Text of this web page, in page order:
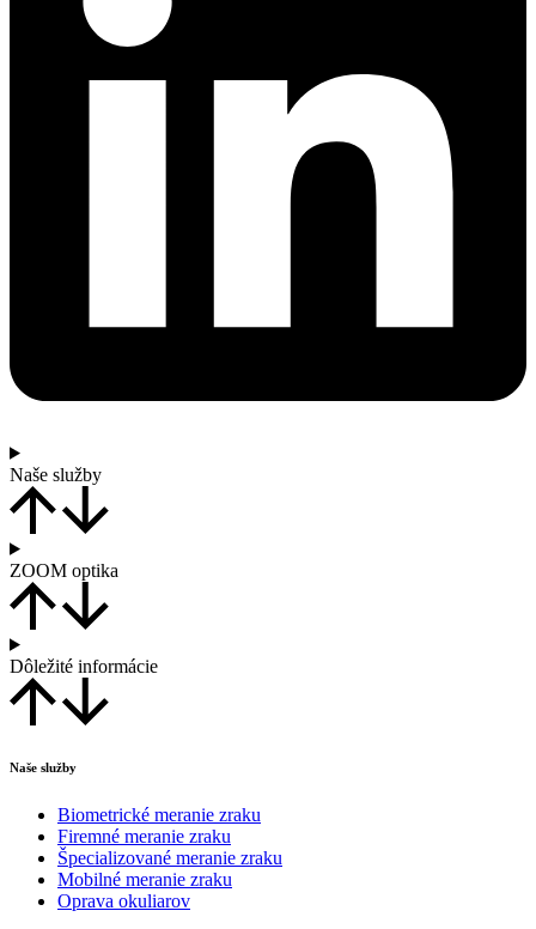
Naše služby
ZOOM optika
Dôležité informácie
Naše služby
Biometrické meranie zraku
Firemné meranie zraku
Špecializované meranie zraku
Mobilné meranie zraku
Oprava okuliarov